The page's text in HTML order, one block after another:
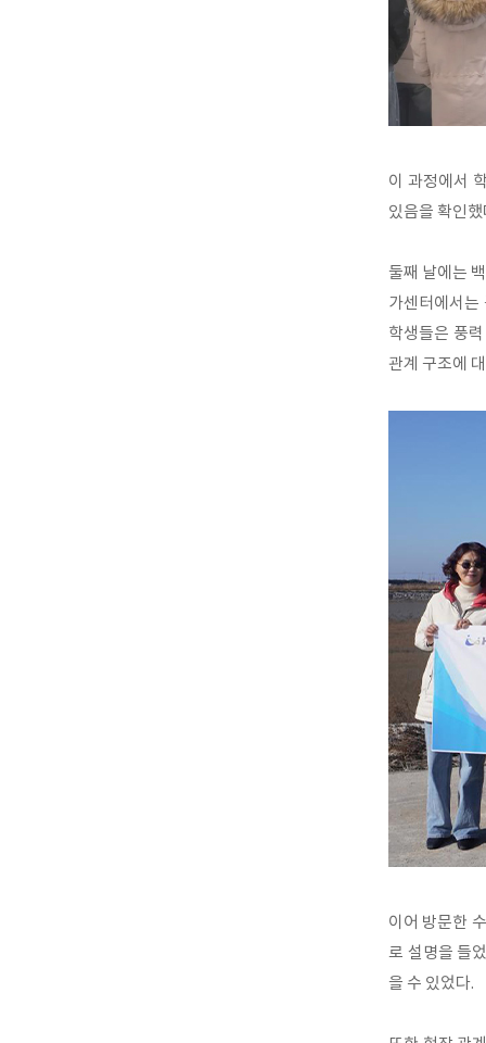
이 과정에서
있음을 확인
둘째 날에는
가센터에서는
학생들은 풍
관계 구조에
이어 방문한
로 설명을 들
을 수 있었다.